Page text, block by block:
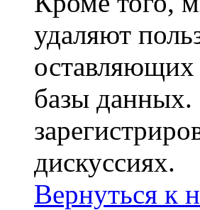
удаляют
базы данных.
дискуссиях.
Вернуться к